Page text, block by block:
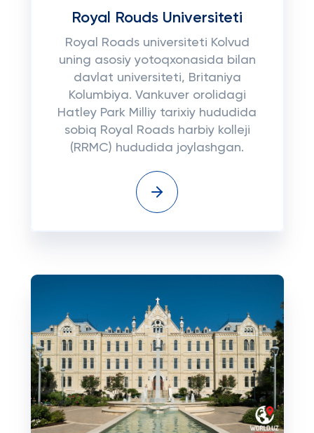
Royal Rouds Universiteti
Royal Roads universiteti Kolvud
uning asosiy yotoqxonasida bilan
davlat universiteti, Britaniya
Kolumbiya. Vankuver orolidagi
Hatley Park Milliy tarixiy hududida
sobiq Royal Roads harbiy kolleji
(RRMC) hududida joylashgan.